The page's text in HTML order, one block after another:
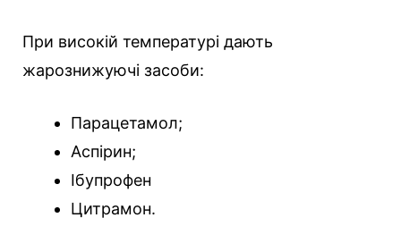
При високій температурі дають
жарознижуючі засоби:
Парацетамол;
Аспірин;
Ібупрофен
Цитрамон.